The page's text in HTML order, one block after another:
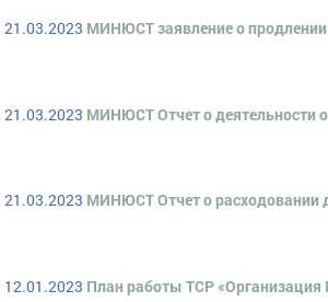
21.03.2023 МИНЮСТ заявление о
21.03.2023 МИНЮСТ Отчет о деятельности
21.03.2023 МИНЮСТ Отчет о расходовании
12.01.2023 План работы ТСР